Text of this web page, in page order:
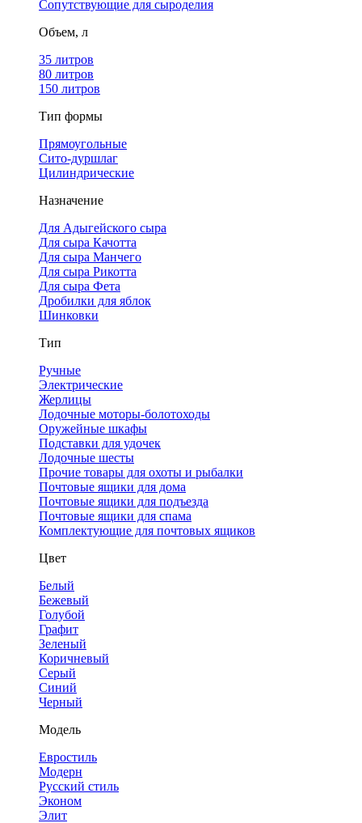
Сопутствующие для сыроделия
Объем, л
35 литров
80 литров
150 литров
Тип формы
Прямоугольные
Сито-дуршлаг
Цилиндрические
Назначение
Для Адыгейского сыра
Для сыра Качотта
Для сыра Манчего
Для сыра Рикотта
Для сыра Фета
Дробилки для яблок
Шинковки
Тип
Ручные
Электрические
Жерлицы
Лодочные моторы-болотоходы
Оружейные шкафы
Подставки для удочек
Лодочные шесты
Прочие товары для охоты и рыбалки
Почтовые ящики для дома
Почтовые ящики для подъезда
Почтовые ящики для спама
Комплектующие для почтовых ящиков
Цвет
Белый
Бежевый
Голубой
Графит
Зеленый
Коричневый
Серый
Синий
Черный
Модель
Евростиль
Модерн
Русский стиль
Эконом
Элит